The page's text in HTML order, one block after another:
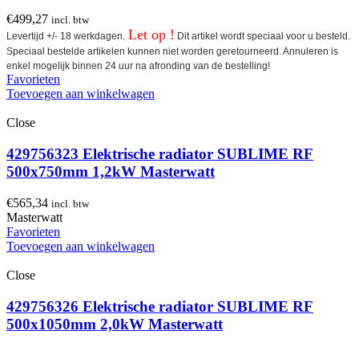
€499,27 incl. btw
Levertijd +/- 18 werkdagen. Let op ! Dit artikel wordt speciaal voor u besteld.
Speciaal bestelde artikelen kunnen niet worden geretourneerd. Annuleren is
enkel mogelijk binnen 24 uur na afronding van de bestelling!
Favorieten
Toevoegen aan winkelwagen
Close
429756323 Elektrische radiator SUBLIME RF
500x750mm 1,2kW Masterwatt
€565,34 incl. btw
Masterwatt
Favorieten
Toevoegen aan winkelwagen
Close
429756326 Elektrische radiator SUBLIME RF
500x1050mm 2,0kW Masterwatt